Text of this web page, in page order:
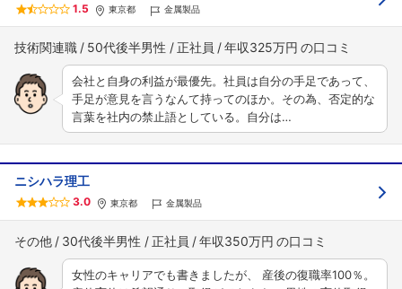
1.5 東京都 金属製品
技術関連職 50代後半男性 正社員 年収325万円
会社と自身の利益が最優先。社員は自分の手足であって、
手足が意見を言うなんて持ってのほか。その為、否定的な
言葉を社内の禁止語としている。自分は…
ニシハラ理工
3.0 東京都 金属製品
その他 30代後半男性 正社員 年収350万円
女性のキャリアでも書きましたが、 産後の復職率100％。